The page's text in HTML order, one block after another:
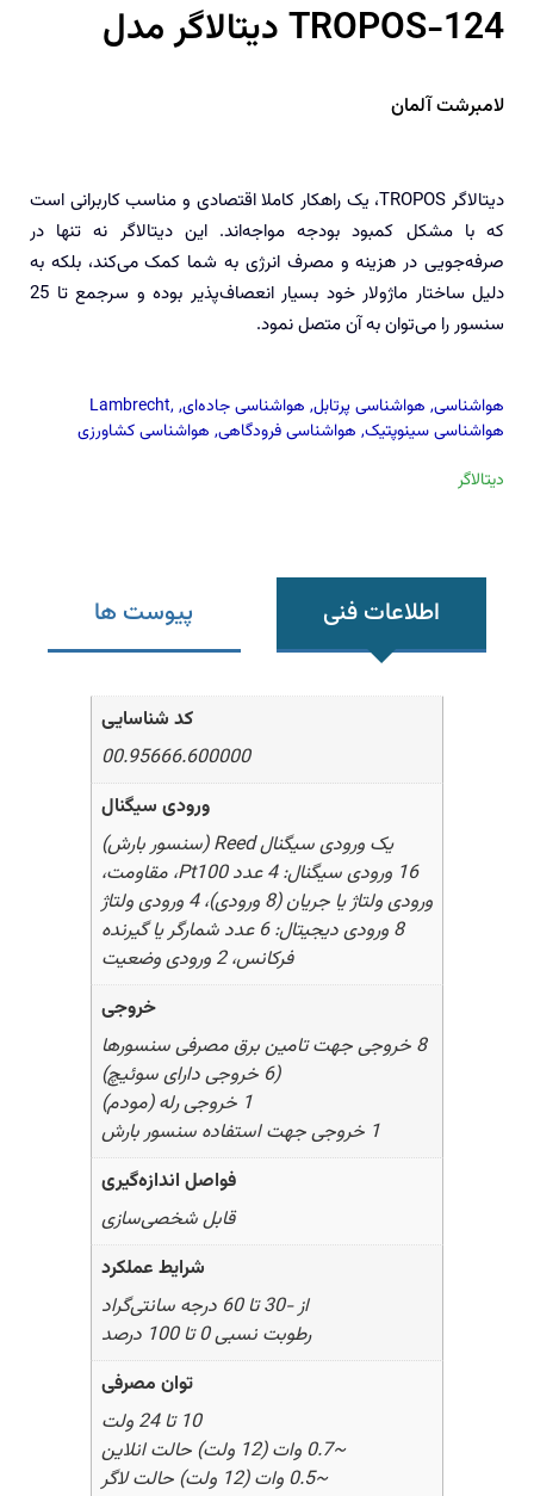
دیتالاگر مدل TROPOS-124
لامبرشت آلمان
دیتالاگر TROPOS، یک راهکار کاملا اقتصادی و مناسب کاربرانی است
که با مشکل کمبود بودجه مواجه‌اند. این دیتالاگر نه تنها در
صرفه‌جویی در هزینه و مصرف انرژی به شما کمک می‌کند، بلکه به
دلیل ساختار ماژولار خود بسیار انعصاف‌پذیر بوده و سرجمع تا 25
سنسور را می‌توان به آن متصل نمود.
Lambrecht, هواشناسی, هواشناسی پرتابل, هواشناسی جاده‌ای,
هواشناسی سینوپتیک, هواشناسی فرودگاهی, هواشناسی کشاورزی
دیتالاگر
اطلاعات فنی پیوست ها
کد شناسایی
00.95666.600000
ورودی سیگنال
یک ورودی سیگنال Reed (سنسور بارش)
16 ورودی سیگنال: 4 عدد Pt100، مقاومت،
ورودی ولتاژ یا جریان (8 ورودی)، 4 ورودی ولتاژ
8 ورودی دیجیتال: 6 عدد شمارگر یا گیرنده
فرکانس، 2 ورودی وضعیت
خروجی
8 خروجی جهت تامین برق مصرفی سنسورها
(6 خروجی دارای سوئیچ)
1 خروجی رله (مودم)
1 خروجی جهت استفاده سنسور بارش
فواصل اندازه‌گیری
قابل شخصی‌سازی
شرایط عملکرد
از -30 تا 60 درجه سانتی‌گراد
رطوبت نسبی 0 تا 100 درصد
توان مصرفی
10 تا 24 ولت
~0.7 وات (12 ولت) حالت انلاین
~0.5 وات (12 ولت) حالت لاگر